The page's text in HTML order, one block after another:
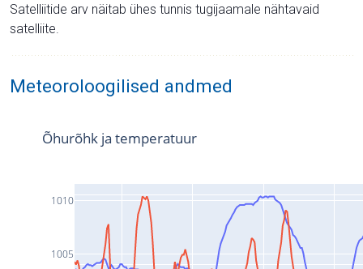
Satelliitide arv näitab ühes tunnis tugijaamale nähtavaid
satelliite.
Meteoroloogilised andmed
1005
1010
Õhurõhk ja temperatuur